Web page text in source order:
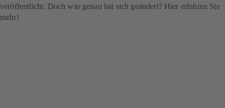
veröffentlicht. Doch was genau hat sich geändert? Hier erfahren Sie
mehr!